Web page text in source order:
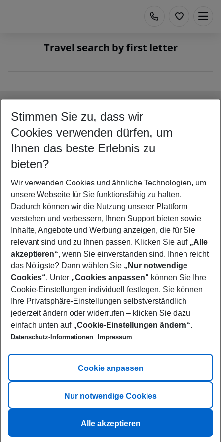
Travel search by first letter
Footer
Title A
Link A
Title B
Link A
Title C
Link A
©2026 All rights reserved
Stimmen Sie zu, dass wir
Cookies verwenden dürfen, um
Ihnen das beste Erlebnis zu
bieten?
Wir verwenden Cookies und ähnliche Technologien, um
unsere Webseite für Sie funktionsfähig zu halten.
Dadurch können wir die Nutzung unserer Plattform
verstehen und verbessern, Ihnen Support bieten sowie
Inhalte, Angebote und Werbung anzeigen, die für Sie
relevant sind und zu Ihnen passen. Klicken Sie auf „Alle
akzeptieren“, wenn Sie einverstanden sind. Ihnen reicht
das Nötigste? Dann wählen Sie „Nur notwendige
Cookies“. Unter „Cookies anpassen“ können Sie Ihre
Cookie-Einstellungen individuell festlegen. Sie können
Ihre Privatsphäre-Einstellungen selbstverständlich
jederzeit ändern oder widerrufen – klicken Sie dazu
einfach unten auf „Cookie-Einstellungen ändern“.
Datenschutz-Informationen Impressum
Cookie anpassen
Nur notwendige Cookies
Alle akzeptieren